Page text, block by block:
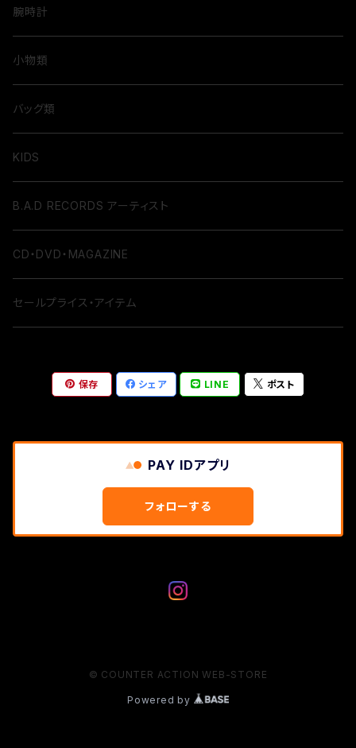
腕時計
小物類
バッグ類
KIDS
B.A.D RECORDS アーティスト
CD・DVD・MAGAZINE
セールプライス・アイテム
保存 シェア LINE ポスト
PAY IDアプリ
フォローする
© COUNTER ACTION WEB-STORE
Powered by